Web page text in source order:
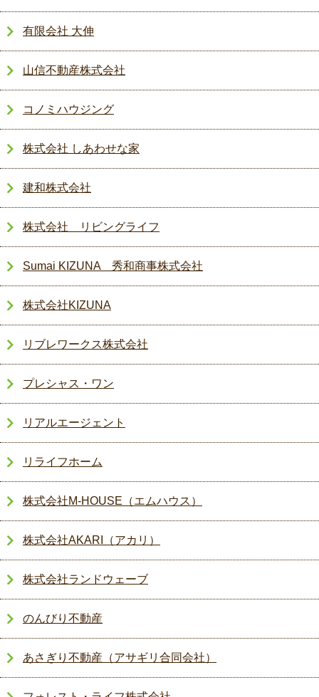
有限会社 大伸
山信不動産株式会社
コノミハウジング
株式会社 しあわせな家
建和株式会社
株式会社 リビングライフ
Sumai KIZUNA 秀和商事株式会社
株式会社KIZUNA
リブレワークス株式会社
プレシャス・ワン
リアルエージェント
リライフホーム
株式会社M-HOUSE（エムハウス）
株式会社AKARI（アカリ）
株式会社ランドウェーブ
のんびり不動産
あさぎり不動産（アサギリ合同会社）